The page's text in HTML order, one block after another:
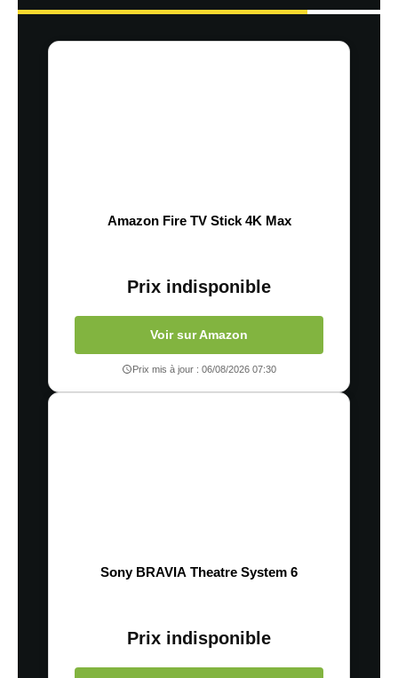
Amazon Fire TV Stick 4K Max
Prix indisponible
Voir sur Amazon
Prix mis à jour : 06/08/2026 07:30
Sony BRAVIA Theatre System 6
Prix indisponible